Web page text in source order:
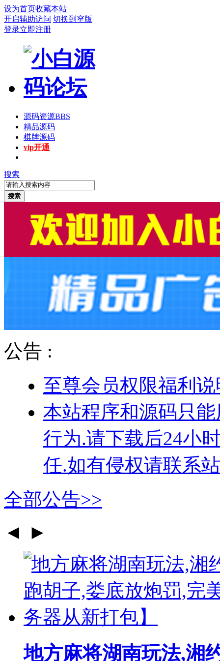
设为首页收藏本站
开启辅助访问 切换到窄版
登录立即注册
源码资源BBS
精品源码
棋牌源码
vip开通
搜索
搜索
公告 :
至尊会员权限福利说
本站程序和源码只
行为.请下载后24小
任.如有侵权请联系
全部公告>>
◄ ►
地方麻将湖南玩法,湘